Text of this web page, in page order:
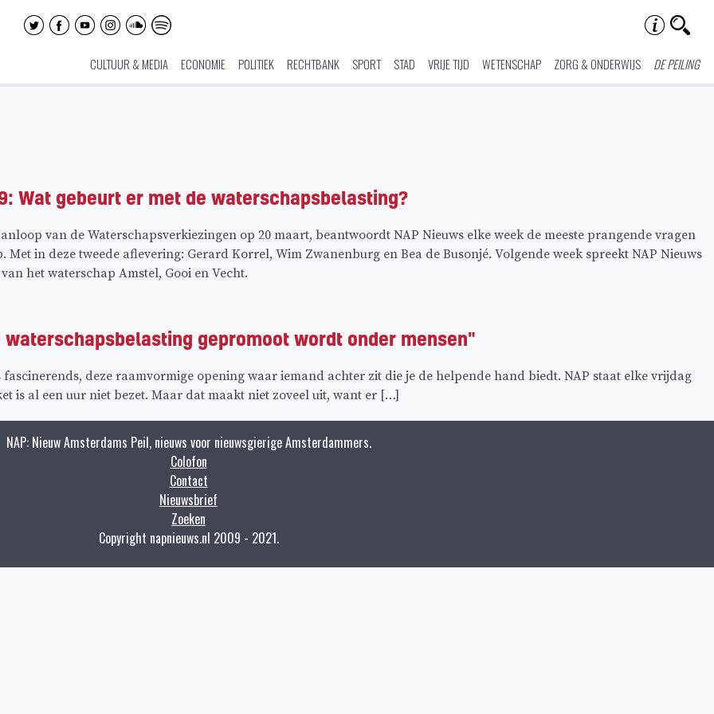
CULTUUR & MEDIA ECONOMIE POLITIEK RECHTBANK SPORT STAD VRIJE TIJD WETENSCHAP ZORG & ONDERWIJS DE PEILING
Wat gebeurt er met de waterschapsbelasting?
van de Waterschapsverkiezingen op 20 maart, beantwoordt NAP Nieuws elke week de meeste prangende vragen
Met in deze tweede aflevering: Gerard Korrel, Wim Zwanenburg en Bea de Busonjé. Volgende week spreekt NAP Nieuws
het waterschap Amstel, Gooi en Vecht.
gepromoot wordt onder mensen"
deze raamvormige opening waar iemand achter zit die je de helpende hand biedt. NAP staat elke vrijdag
is al een uur niet bezet. Maar dat maakt niet zoveel uit, want er […]
NAP: Nieuw Amsterdams Peil, nieuws voor nieuwsgierige Amsterdammers.
Colofon
Contact
Nieuwsbrief
Zoeken
Copyright napnieuws.nl 2009 - 2021.